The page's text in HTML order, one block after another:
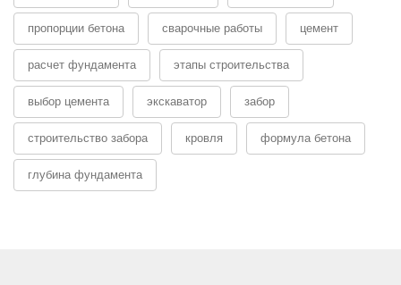
пропорции бетона сварочные работы цемент
расчет фундамента этапы строительства
выбор цемента экскаватор забор
строительство забора кровля формула бетона
глубина фундамента